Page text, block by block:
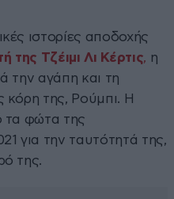
ιστορίες αποδοχής
της Τζέιμι Λι Κέρτις, η
την αγάπη και τη
κόρη της, Ρούμπι. Η
τα φώτα της
για την ταυτότητά της,
της.